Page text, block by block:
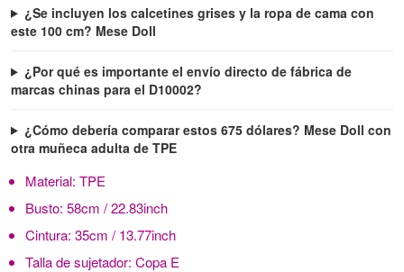
¿Se incluyen los calcetines grises y la ropa de cama con
este 100 cm? Mese Doll
¿Por qué es importante el envío directo de fábrica de
marcas chinas para el D10002?
¿Cómo debería comparar estos 675 dólares? Mese Doll con
otra muñeca adulta de TPE
Material: TPE
Busto: 58cm / 22.83inch
Cintura: 35cm / 13.77inch
Talla de sujetador: Copa E